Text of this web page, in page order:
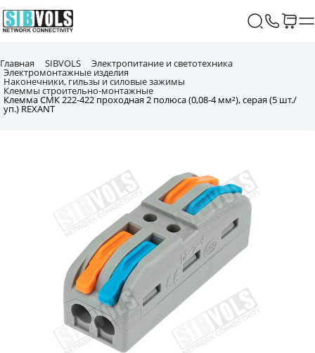
Главная SIBVOLS Электропитание и светотехника
Электромонтажные изделия
Наконечники, гильзы и силовые зажимы
Клеммы строительно-монтажные
Клемма СМК 222-422 проходная 2 полюса (0,08-4 мм²), серая (5 шт./
уп.) REXANT